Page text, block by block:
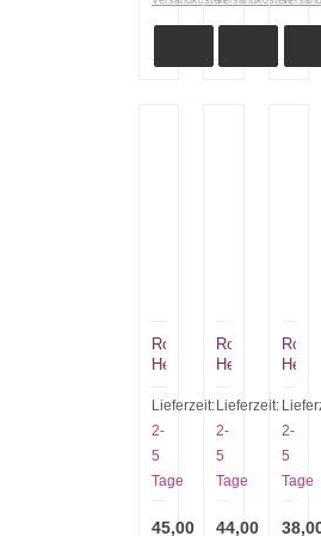
Robert
Herder
Käsemesser
Gabelspitz
1690,425,020002
Kirschbaum
Lieferzeit:
2-
5
Tage
45,00
Robert
Herder
Messer
Junger
Koch
Lieferzeit:
2-
5
Tage
44,00
klein
2-
5
Tage